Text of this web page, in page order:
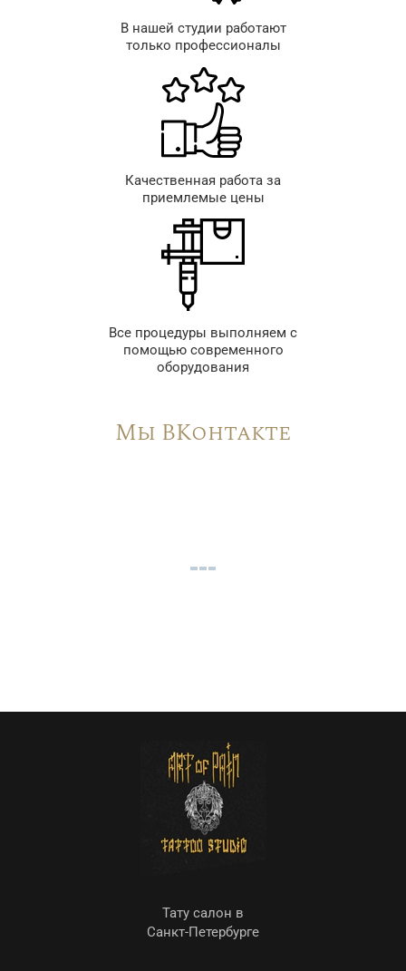
В нашей студии работают
только профессионалы
Качественная работа за
приемлемые цены
Все процедуры выполняем с
помощью современного
оборудования
Мы ВКонтакте
Тату салон в
Санкт-Петербурге